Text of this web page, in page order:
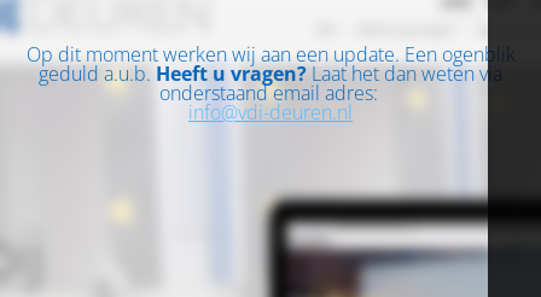
Op dit moment werken wij aan een update. Een ogenblik
geduld a.u.b. Heeft u vragen? Laat het dan weten via
onderstaand email adres:
info@vdi-deuren.nl